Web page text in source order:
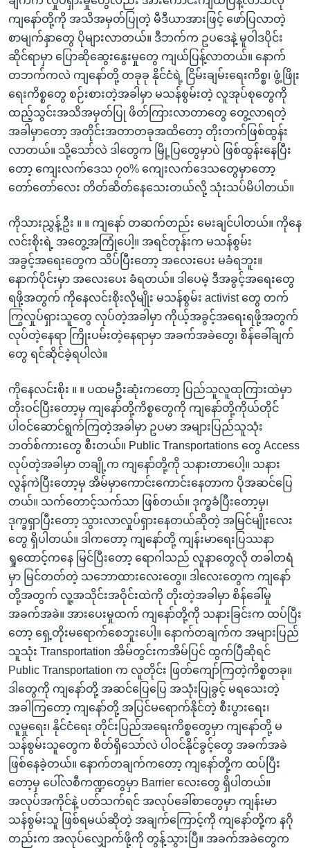
ကျနော်တို့ကို အသိအမှတ်ပြုတဲ့ မီဒီယာအားဖြင့် ဖော်ပြလာတဲ့
စာမျက်နှာတွေ ပိုများလာတယ်။ ဒီဘက်က ဥပဒေနဲ့ မူဝါဒပိုင်း
ဆိုင်ရာမှာ ပြောဆိုဆွေးနွေးမှုတွေ ကျယ်ပြန့်လာတယ်။ နောက်
တဘက်ကလဲ ကျနော်တို့ တခုခု နိုင်ငံရဲ့ ငြိမ်းချမ်းရေးကိစ္စ၊ ဖွံ့ဖြိုး
ရေးကိစ္စတွေ စဉ်းစားတဲ့အခါမှာ မသန်စွမ်းတဲ့ လူအုပ်စုတွေကို
ထည့်သွင်းအသိအမှတ်ပြု ဖိတ်ကြားလာတာတွေ တွေ့လာရတဲ့
အခါမှာတော့ အတိုင်းအတာတခုအထိတော့ တိုးတက်ဖြစ်ထွန်း
လာတယ်။ သို့သော်လဲ ဒါတွေက မြို့ပြတွေမှာပဲ ဖြစ်ထွန်းနေပြီး
တော့ ကျေးလက်ဒေသ ၇၀% ကျေးလက်ဒေသတွေမှာတော့
တော်တော်လေး တိတ်ဆိတ်နေသေးတယ်လို့ သုံးသပ်မိပါတယ်။
ကိုသားညွှန့်ဦး ။ ။ ကျနော် တဆက်တည်း မေးချင်ပါတယ်။ ကိုနေ
လင်းစိုးရဲ့ အတွေ့အကြုံပေါ့။ အရင်တုန်းက မသန်စွမ်း
အခွင့်အရေးတွေက သိပ်ပြီးတော့ အလေးပေး မခံရဘူး။
နောက်ပိုင်းမှာ အလေးပေး ခံရတယ်။ ဒါပေမဲ့ ဒီအခွင့်အရေးတွေ
ရဖို့အတွက် ကိုနေလင်းစိုးလိုမျိုး မသန်စွမ်း activist တွေ တက်
ကြွလှုပ်ရှားသူတွေ လုပ်တဲ့အခါမှာ ကိုယ့်အခွင့်အရေးရဖို့အတွက်
လုပ်တဲ့နေရာ ကြိုးပမ်းတဲ့နေရာမှာ အခက်အခဲတွေ၊ စိန်ခေါ်ချက်
တွေ ရင်ဆိုင်ခဲ့ရပါလဲ။
ကိုနေလင်းစိုး ။ ။ ပထမဦးဆုံးကတော့ ပြည်သူလူထုကြားထဲမှာ
တိုးဝင်ပြီးတော့မှ ကျနော်တို့ကိစ္စတွေကို ကျနော်တို့ကိုယ်တိုင်
ပါဝင်ဆောင်ရွက်ကြတဲ့အခါမှာ ဥပမာ အများပြည်သူသုံး
ဘတ်စ်ကားတွေ စီးတယ်။ Public Transportations တွေ Access
လုပ်တဲ့အခါမှာ တချို့က ကျနော်တို့ကို သနားတာပေါ့။ သနား
လွန်ကဲပြီးတော့မှ အိမ်မှာကောင်းကောင်းနေတာက ပိုအဆင်ပြေ
တယ်။ သက်တောင့်သက်သာ ဖြစ်တယ်။ ဒုက္ခခံပြီးတော့မှ၊
ဒုက္ခရှာပြီးတော့ သွားလာလှုပ်ရှားနေတယ်ဆိုတဲ့ အမြင်မျိုးလေး
တွေ ရှိပါတယ်။ ဒါကတော့ ကျနော်တို့ ကျန်းမာရေးပြဿနာ
ရှုထောင့်ကနေ မြင်ပြီးတော့ ရောဂါသည် လူနာတွေလို တခါတရံ
မှာ မြင်တတ်တဲ့ သဘောထားလေးတွေ။ ဒါလေးတွေက ကျနော်
တို့အတွက် လူ့အသိုင်းအဝိုင်းထဲကို တိုးတဲ့အခါမှာ စိန်ခေါ်မှု
အခက်အခဲ။ အားပေးမှုထက် ကျနော်တို့ကို သနားခြင်းက ထပ်ပြီး
တော့ ရှေ့တိုးမရောက်စေဘူးပေါ့။ နောက်တချက်က အများပြည်
သူသုံး Transportation အိမ်တွင်းကအိမ်ပြင် ထွက်ပြီဆိုရင်
Public Transportation က လူတိုင်း ဖြတ်ကျော်ကြတဲ့ကိစ္စတခု။
ဒါတွေကို ကျနော်တို့ အဆင်ပြေပြေ အသုံးပြုခွင့် မရသေးတဲ့
အခါကြတော့ ကျနော်တို့ အပြင်မရောက်နိုင်တဲ့ စီးပွားရေး၊
လူမှုရေး၊ နိုင်ငံရေး တိုင်းပြည်အရေးကိစ္စတွေမှာ ကျနော်တို့ မ
သန်စွမ်းသူတွေက စိတ်ရှိသော်လဲ ပါဝင်နိုင်ခွင့်တွေ အခက်အခဲ
ဖြစ်နေခဲ့တယ်။ နောက်တချက်ကတော့ ကျနော်တို့က ထပ်ပြီး
တော့မှ ပေါ်လစီကဏ္ဍတွေမှာ Barrier လေးတွေ ရှိပါတယ်။
အလုပ်အကိုင်နဲ့ ပတ်သက်ရင် အလုပ်ခေါ်စာတွေမှာ ကျန်းမာ
သန်စွမ်းသူ ဖြစ်ရမယ်ဆိုတဲ့ အချက်ကြောင့်ကို ကျနော်တို့က နဂို
တည်းက အလုပ်လျှောက်ဖို့ကို တွန့်သွားပြီ။ အခက်အခဲတွေက